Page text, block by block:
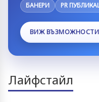
БАНЕРИ PR
ВИЖ
Лайфстайл